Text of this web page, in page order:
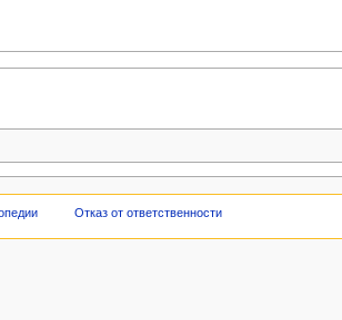
Отказ от ответственности